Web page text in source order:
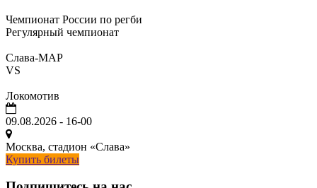
Чемпионат России по регби
Регулярный чемпионат
Слава-МАР
VS
Локомотив
09.08.2026 - 16-00
Москва, стадион «Слава»
Купить билеты